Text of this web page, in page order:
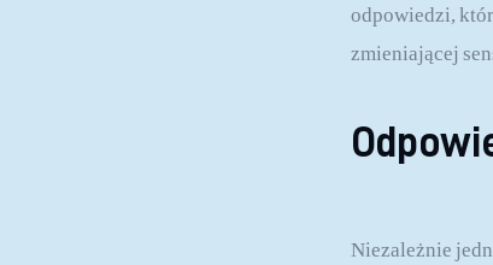
odpowiedzi,
zmieniającej
Niezależnie